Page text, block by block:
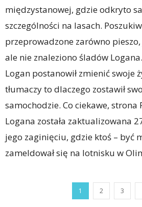
międzystanowej, gdzie odkryto
szczególności na lasach.
przeprowadzone zarówno
ale nie znaleziono śladów
Logan postanowił zmienić swoje
tłumaczy to dlaczego zostawił
samochodzie. Co ciekawe, strona
Logana została zaktualizowana
jego zaginięciu, gdzie ktoś – być
zameldował się na lotnisku w
1 2 3